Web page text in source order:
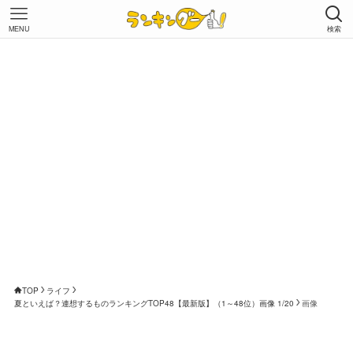
検索
MENU
TOP
ライフ
夏といえば？連想するものランキングTOP48【最新版】（1～48位）画像 1/20
画像